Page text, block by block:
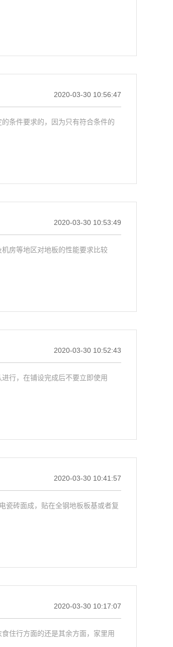
2020-03-30 10:56:47
条件要求的，因为只有符合条件的
2020-03-30 10:53:49
房等地区对地板的性能要求比较
2020-03-30 10:52:43
行，在铺设完成后不要立即使用
2020-03-30 10:41:57
瓷砖面成，贴在全钢地板板基或者复
2020-03-30 10:17:07
住行方面的还是其余方面，家里用